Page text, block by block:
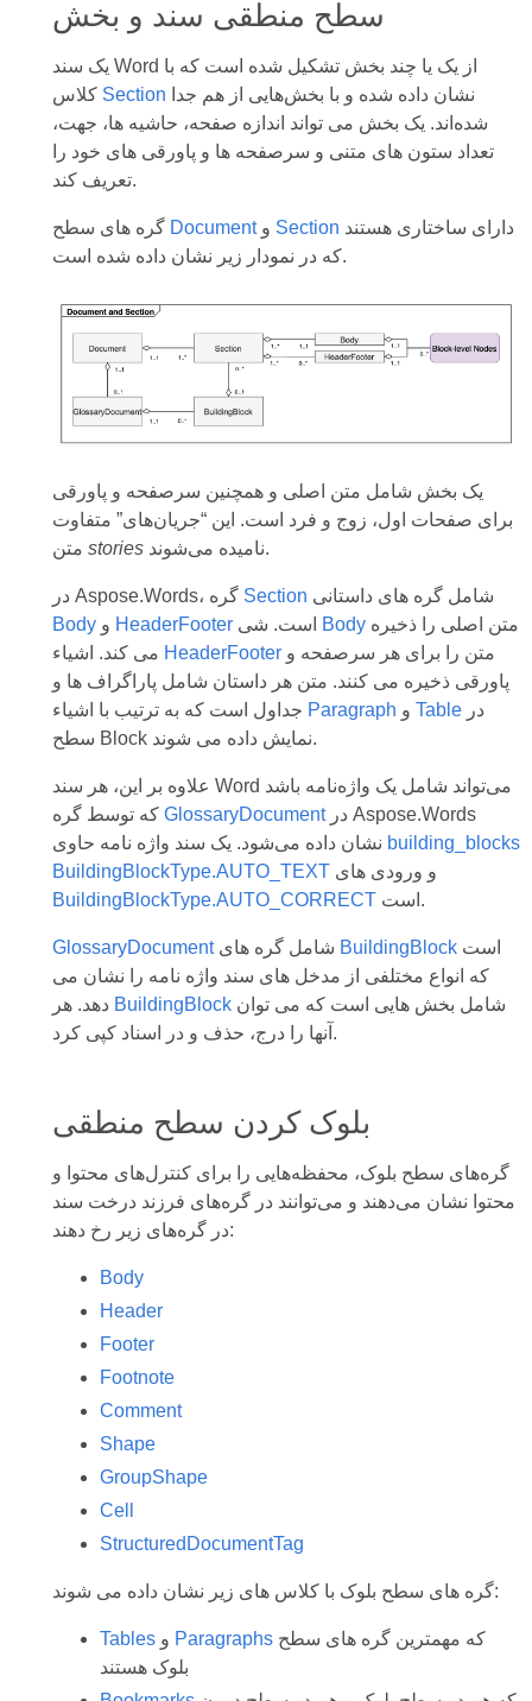
یک سند Word از یک یا چند بخش تشکیل شده است که با
کلاس Section
شده‌اند. یک بخش می تواند اندازه صفحه، حاشیه ها، جهت،
تعداد ستون های متنی و سرصفحه ها و پاورقی های خود را
تعریف کند.
گره های سطح Document Section
که در نمودار زیر نشان داده شده است.
یک بخش شامل متن اصلی و همچنین سرصفحه و پاورقی
برای صفحات اول، زوج و فرد است. این “جریان‌های” متفاوت
stories نامیده می‌شوند.
در Aspose.Words، گره Section شامل گره های داستانی
Body
HeaderFooter Bodyمتن اصلی را ذخیره
HeaderFooterمتن را برای هر سرصفحه و
پاورقی ذخیره می کنند. متن هر داستان شامل پاراگراف ها و
Paragraph Tableدر
سطح Block نمایش داده می شوند.
علاوه بر این، هر سند Word می‌تواند شامل یک واژه‌نامه باشد
که توسط گره GlossaryDocumentدر Aspose.Words
building_blocks
BuildingBlockType.AUTO_TEXT و ورودی های
BuildingBlockType.AUTO_CORRECT
است.
GlossaryDocument BuildingBlockاست
که انواع مختلفی از مدخل های سند واژه نامه را نشان می
دهد. هر BuildingBlockشامل بخش هایی است که می توان
آنها را درج، حذف و در اسناد کپی کرد.
گره‌های سطح بلوک، محفظه‌هایی را برای کنترل‌های محتوا و
محتوا نشان می‌دهند و می‌توانند در گره‌های فرزند درخت سند
در گره‌های زیر رخ دهند:
Body
Header
Footer
Footnote
Comment
Shape
GroupShape
Cell
StructuredDocumentTag
گره های سطح بلوک با کلاس های زیر نشان داده می شوند:
Tables Paragraphsکه مهمترین گره های سطح
بلوک هستند